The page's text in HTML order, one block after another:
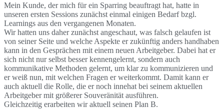
Mein Kunde, der mich für ein Sparring beauftragt hat, hatte in
unseren ersten Sessions zunächst einmal einigen Bedarf bzgl.
Learnings aus den vergangenen Monaten.
Wir hatten uns daher zunächst angeschaut, was falsch gelaufen ist
von seiner Seite und welche Aspekte er zukünftig anders handhaben
kann in den Gesprächen mit einem neuen Arbeitgeber. Dabei hat er
sich nicht nur selbst besser kennengelernt, sondern auch
kommunikative Methoden gelernt, um klar zu kommunizieren und
er weiß nun, mit welchen Fragen er weiterkommt. Damit kann er
auch aktuell die Rolle, die er noch innehat bei seinem aktuellen
Arbeitgeber mit größerer Souveränität ausführen.
Gleichzeitig erarbeiten wir aktuell seinen Plan B.